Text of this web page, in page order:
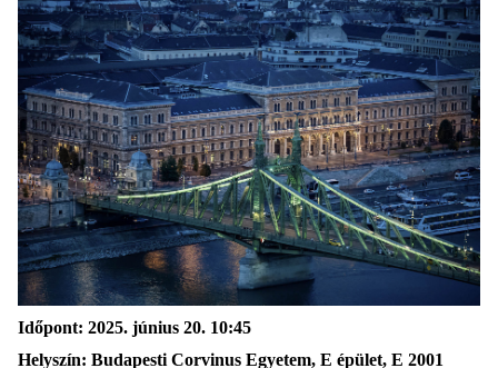
Időpont: 2025. június 20. 10:45
Helyszín: Budapesti Corvinus Egyetem, E épület, E 2001